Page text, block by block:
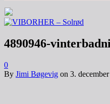
4890946-
0
By Jimi Bøgevig on 3.